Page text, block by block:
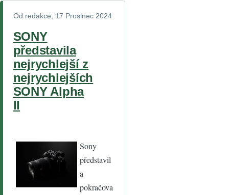
Od redakce , 17 Prosinec 2024
SONY
představila
nejrychlejší z
nejrychlejších
SONY Alpha
II
Sony
představil
a
pokračova